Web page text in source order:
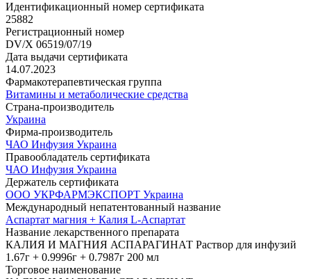
Идентификационный номер сертификата
25882
Регистрационный номер
DV/X 06519/07/19
Дата выдачи сертификата
14.07.2023
Фармакотерапевтическая группа
Витамины и метаболические средства
Страна-производитель
Украина
Фирма-производитель
ЧАО Инфузия Украина
Правообладатель сертификата
ЧАО Инфузия Украина
Держатель сертификата
ООО УКРФАРМЭКСПОРТ Украина
Международный непатентованный название
Аспартат магния + Калия L-Аспартат
Название лекарственного препарата
КАЛИЯ И МАГНИЯ АСПАРАГИНАТ Раствор для инфузий
1.67г + 0.9996г + 0.7987г 200 мл
Торговое наименование